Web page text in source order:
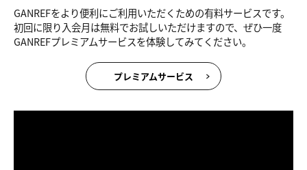
GANREFをより便利にご利用いただくための有料サービスです。
初回に限り入会月は無料でお試しいただけますので、ぜひ一度
GANREFプレミアムサービスを体験してみてください。
プレミアムサービス